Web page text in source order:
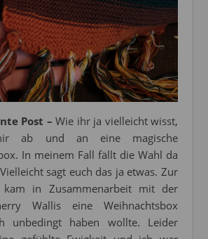
Post – Wie ihr ja vielleicht wisst,
ab und an eine magische
In meinem Fall fällt die Wahl da
sagt euch das ja etwas. Zur
kam in Zusammenarbeit mit der
Wallis eine Weihnachtsbox
unbedingt haben wollte. Leider